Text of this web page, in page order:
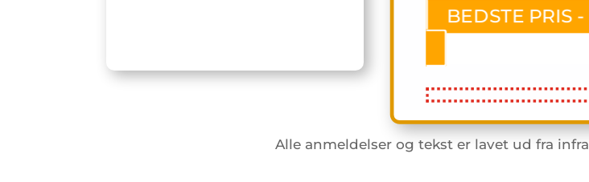
BEDSTE PRIS
Alle anmeldelser og tekst er lavet ud fra